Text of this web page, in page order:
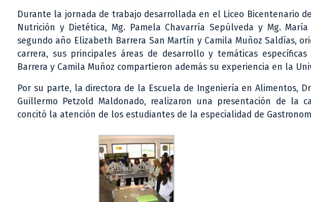
Durante la jornada de trabajo desarrollada en el Liceo Bicentenario
Nutrición y Dietética, Mg. Pamela Chavarría Sepúlveda y Mg.
segundo año Elizabeth Barrera San Martín y Camila Muñoz Saldías,
carrera, sus principales áreas de desarrollo y temáticas
Barrera y Camila Muñoz compartieron además su experiencia en la
Por su parte, la directora de la Escuela de Ingeniería en Alimentos,
Guillermo Petzold Maldonado, realizaron una presentación de la
concitó la atención de los estudiantes de la especialidad de